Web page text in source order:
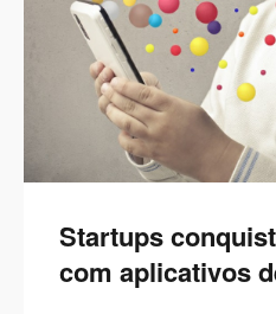
Startups
com aplicativos